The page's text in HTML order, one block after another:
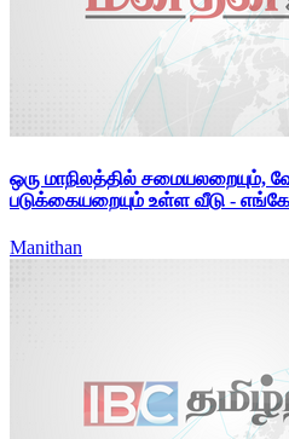
ஒரு மாநிலத்தில் சமையலறையும்,
படுக்கையறையும் உள்ள வீடு - எங்கே
Manithan